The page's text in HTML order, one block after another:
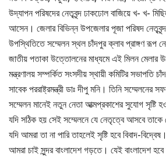
উদ্যাপন পরিষদের নেতৃবৃন্দ ঢাকঢোল বাজিয়ে খ- খ-
আসেন। জেলার বিভিন্ন উপজেলার পূজা পরিষদ
উপস্থিতিতে সম্মেলন স্থল চাঁদপুর ক্লাব প্রাঙ্গণ রূপ
জাতীয় পতাকা উত্তোলনের মাধ্যমে এই মিলন মেলার
মন্ত্রণালয় সম্পর্কিত সংসদীয় স্থায়ী কমিটির
সাবেক পররাষ্ট্রমন্ত্রী ডাঃ দীপু মনি। তিনি সম্মেলনের
সম্মেলন মানেই নতুন নেতা আত্মপ্রকাশের সুযোগ সৃষ্টি
যদি সঠিক হয় সেই সম্মেলনে যে নেতৃত্বে আসবে তাকে
যদি আমরা তা না পারি তাহলেই সৃষ্টি হবে বিবাদ-
আমরা চাই সুন্দর বাংলাদেশ গড়তে। যেই বাংলাদেশ হবে